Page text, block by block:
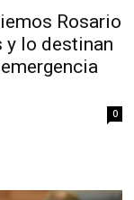
Rosario
y lo destinan
0